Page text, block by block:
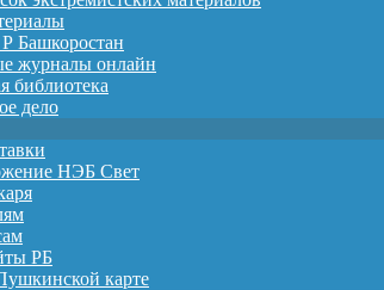
Башкоростан
журналы онлайн
библиотека
дело
НЭБ Свет
РБ
карте